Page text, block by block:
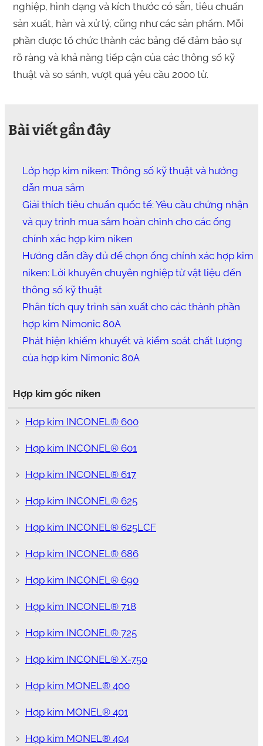
nghiệp, hình dạng và kích thước có sẵn, tiêu chuẩn
sản xuất, hàn và xử lý, cũng như các sản phẩm. Mỗi
phần được tổ chức thành các bảng để đảm bảo sự
rõ ràng và khả năng tiếp cận của các thông số kỹ
thuật và so sánh, vượt quá yêu cầu 2000 từ.
Bài viết gần đây
Lớp hợp kim niken: Thông số kỹ thuật và hướng
dẫn mua sắm
Giải thích tiêu chuẩn quốc tế: Yêu cầu chứng nhận
và quy trình mua sắm hoàn chỉnh cho các ống
chính xác hợp kim niken
Hướng dẫn đầy đủ để chọn ống chính xác hợp kim
niken: Lời khuyên chuyên nghiệp từ vật liệu đến
thông số kỹ thuật
Phân tích quy trình sản xuất cho các thành phần
hợp kim Nimonic 80A
Phát hiện khiếm khuyết và kiểm soát chất lượng
của hợp kim Nimonic 80A
Hợp kim gốc niken
﹥ Hợp kim INCONEL® 600
﹥ Hợp kim INCONEL® 601
﹥ Hợp kim INCONEL® 617
﹥ Hợp kim INCONEL® 625
﹥ Hợp kim INCONEL® 625LCF
﹥ Hợp kim INCONEL® 686
﹥ Hợp kim INCONEL® 690
﹥ Hợp kim INCONEL® 718
﹥ Hợp kim INCONEL® 725
﹥ Hợp kim INCONEL® X-750
﹥ Hợp kim MONEL® 400
﹥ Hợp kim MONEL® 401
﹥ Hợp kim MONEL® 404